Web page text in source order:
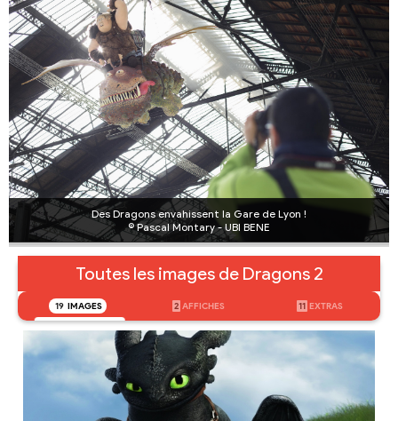
Des Dragons envahissent la Gare de Lyon !
© Pascal Montary - UBI BENE
Toutes les images de Dragons 2
19 IMAGES 2 AFFICHES 11 EXTRAS